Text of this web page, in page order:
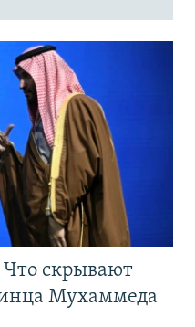
скрывают
Мухаммеда